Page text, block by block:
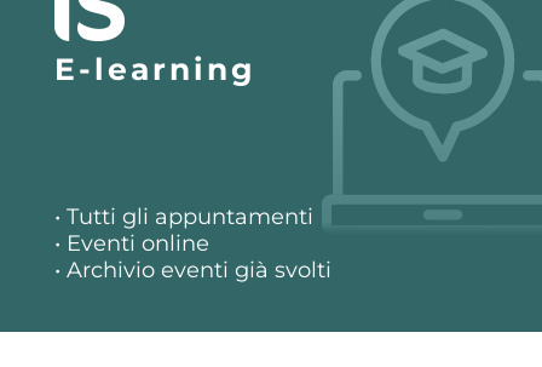
E-learning
• Tutti gli appuntamenti
• Eventi online
• Archivio eventi già svolti